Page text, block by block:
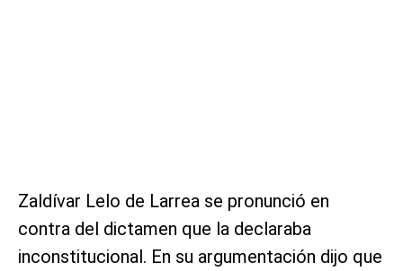
Zaldívar Lelo de Larrea se pronunció en
contra del dictamen que la declaraba
inconstitucional. En su argumentación dijo que